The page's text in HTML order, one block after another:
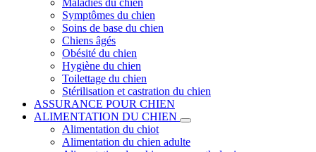
Maladies du chien
Symptômes du chien
Soins de base du chien
Chiens âgés
Obésité du chien
Hygiène du chien
Toilettage du chien
Stérilisation et castration du chien
ASSURANCE POUR CHIEN
ALIMENTATION DU CHIEN
Alimentation du chiot
Alimentation du chien adulte